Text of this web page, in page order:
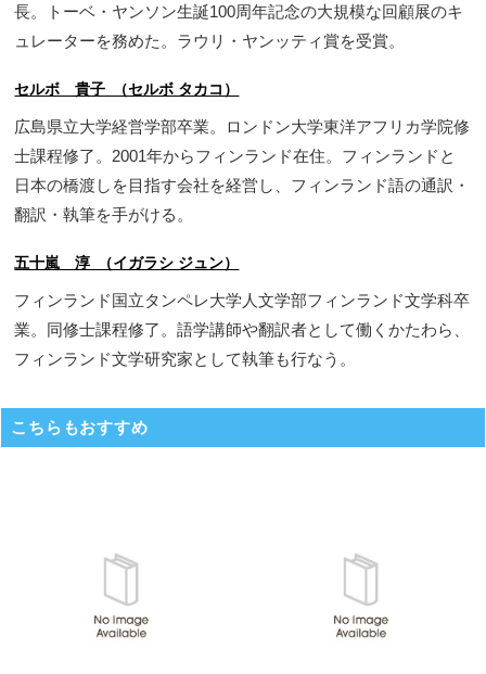
長。トーベ・ヤンソン生誕100周年記念の大規模な回顧展のキ
ュレーターを務めた。ラウリ・ヤンッティ賞を受賞。
セルボ 貴子 （セルボ タカコ）
広島県立大学経営学部卒業。ロンドン大学東洋アフリカ学院修
士課程修了。2001年からフィンランド在住。フィンランドと
日本の橋渡しを目指す会社を経営し、フィンランド語の通訳・
翻訳・執筆を手がける。
五十嵐 淳 （イガラシ ジュン）
フィンランド国立タンペレ大学人文学部フィンランド文学科卒
業。同修士課程修了。語学講師や翻訳者として働くかたわら、
フィンランド文学研究家として執筆も行なう。
こちらもおすすめ